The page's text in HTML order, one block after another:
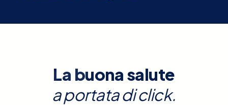
La buona salute
a portata di click.